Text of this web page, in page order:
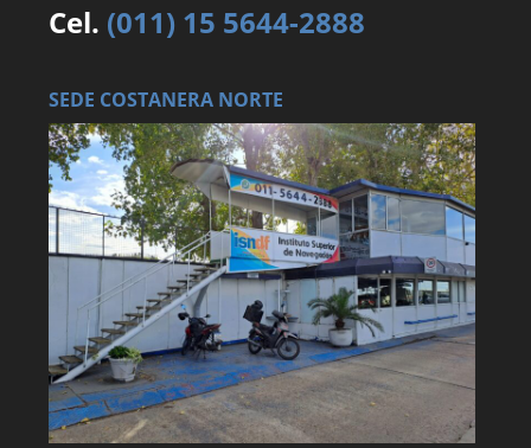
Cel. (011) 15 5644-2888
SEDE COSTANERA NORTE